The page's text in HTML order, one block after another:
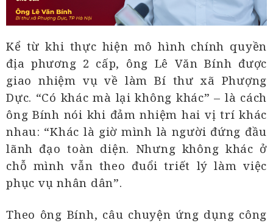
Kể từ khi thực hiện mô hình chính quyền
địa phương 2 cấp, ông Lê Văn Bính được
giao nhiệm vụ về làm Bí thư xã Phượng
Dực. “Có khác mà lại không khác” – là cách
ông Bính nói khi đảm nhiệm hai vị trí khác
nhau: “Khác là giờ mình là người đứng đầu
lãnh đạo toàn diện. Nhưng không khác ở
chỗ mình vẫn theo đuổi triết lý làm việc
phục vụ nhân dân”.
Theo ông Bính, câu chuyện ứng dụng công